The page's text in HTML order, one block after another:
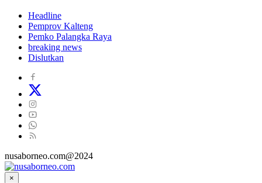
Headline
Pemprov Kalteng
Pemko Palangka Raya
breaking news
Dislutkan
nusaborneo.com@2024
×